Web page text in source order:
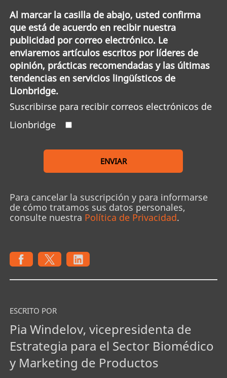
Al marcar la casilla de abajo, usted confirma
que está de acuerdo en recibir nuestra
publicidad por correo electrónico. Le
enviaremos artículos escritos por líderes de
opinión, prácticas recomendadas y las últimas
tendencias en servicios lingüísticos de
Lionbridge.
Suscribirse para recibir correos electrónicos de
Lionbridge
ENVIAR
Para cancelar la suscripción y para informarse
de cómo tratamos sus datos personales,
consulte nuestra Política de Privacidad.
ESCRITO POR
Pia Windelov, vicepresidenta de
Estrategia para el Sector Biomédico
y Marketing de Productos